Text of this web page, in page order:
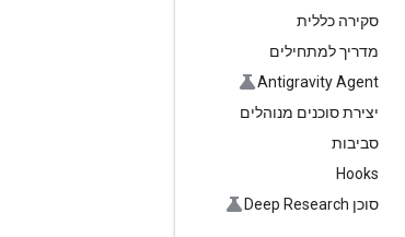
סקירה כללית
מדריך למתחילים
Antigravity Agent
יצירת סוכנים מנוהלים
סביבות
Hooks
סוכן Deep Research